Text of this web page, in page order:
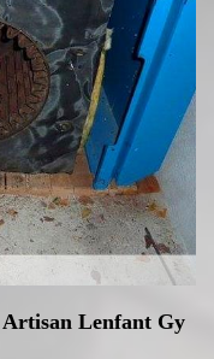
Artisan Lenfant Gy